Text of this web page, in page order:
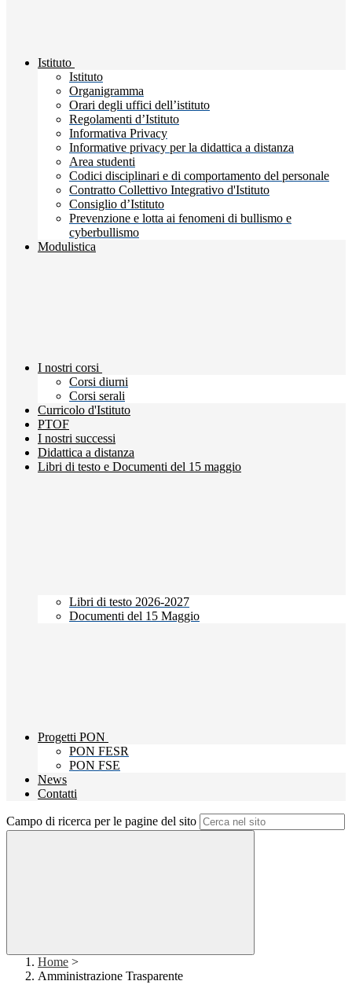
Istituto
Istituto
Organigramma
Orari degli uffici dell’istituto
Regolamenti d’Istituto
Informativa Privacy
Informative privacy per la didattica a distanza
Area studenti
Codici disciplinari e di comportamento del personale
Contratto Collettivo Integrativo d'Istituto
Consiglio d’Istituto
Prevenzione e lotta ai fenomeni di bullismo e
cyberbullismo
Modulistica
I nostri corsi
Corsi diurni
Corsi serali
Curricolo d'Istituto
PTOF
I nostri successi
Didattica a distanza
Libri di testo e Documenti del 15 maggio
Libri di testo 2026-2027
Documenti del 15 Maggio
Progetti PON
PON FESR
PON FSE
News
Contatti
Campo di ricerca per le pagine del sito
Home >
Amministrazione Trasparente